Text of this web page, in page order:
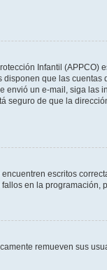
Infantil (APPCO)
que las
un e-mail, siga las
seguro de que la
escritos
en la programación,
remueven sus